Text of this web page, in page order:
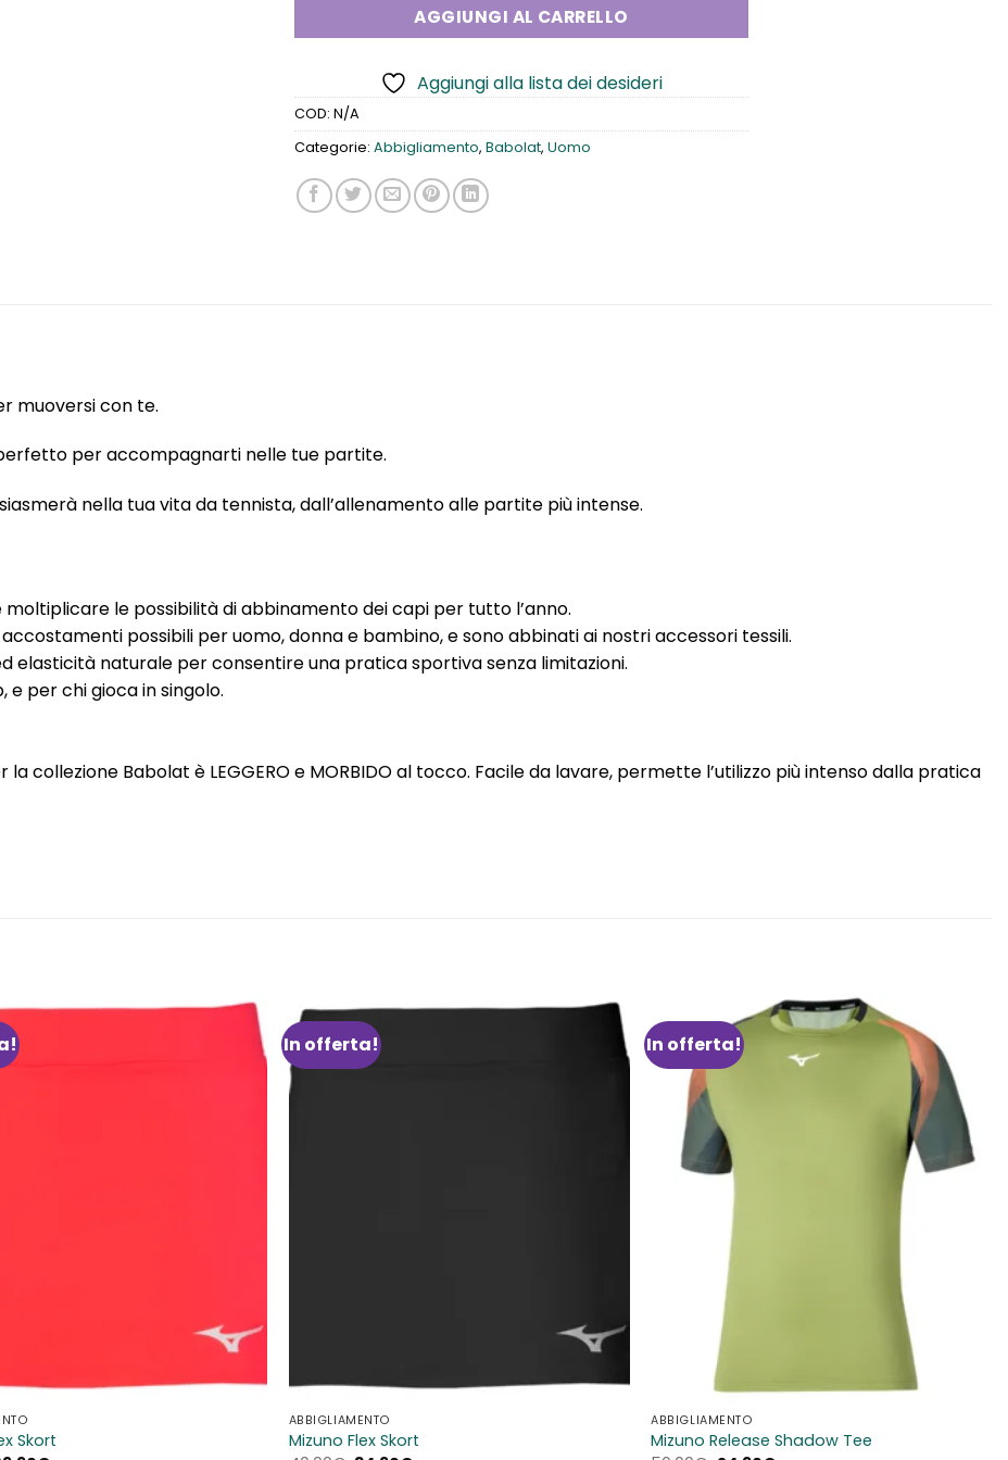
AGGIUNGI AL CARRELLO
Aggiungi alla lista dei desideri
COD: N/A
Categorie: Abbigliamento, Babolat, Uomo
muoversi con te.
per accompagnarti nelle tue partite.
nella tua vita da tennista, dall’allenamento alle partite più intense.
le possibilità di abbinamento dei capi per tutto l’anno.
possibili per uomo, donna e bambino, e sono abbinati ai nostri accessori tessili.
elasticità naturale per consentire una pratica sportiva senza limitazioni.
per chi gioca in singolo.
collezione Babolat è LEGGERO e MORBIDO al tocco. Facile da lavare, permette l’utilizzo più intenso dalla pratica
Skort
In offerta!
ABBIGLIAMENTO
Mizuno Flex Skort
In offerta!
Aggiungi
alla lista
dei
desideri
ABBIGLIAMENTO
Mizuno Release Shadow Tee